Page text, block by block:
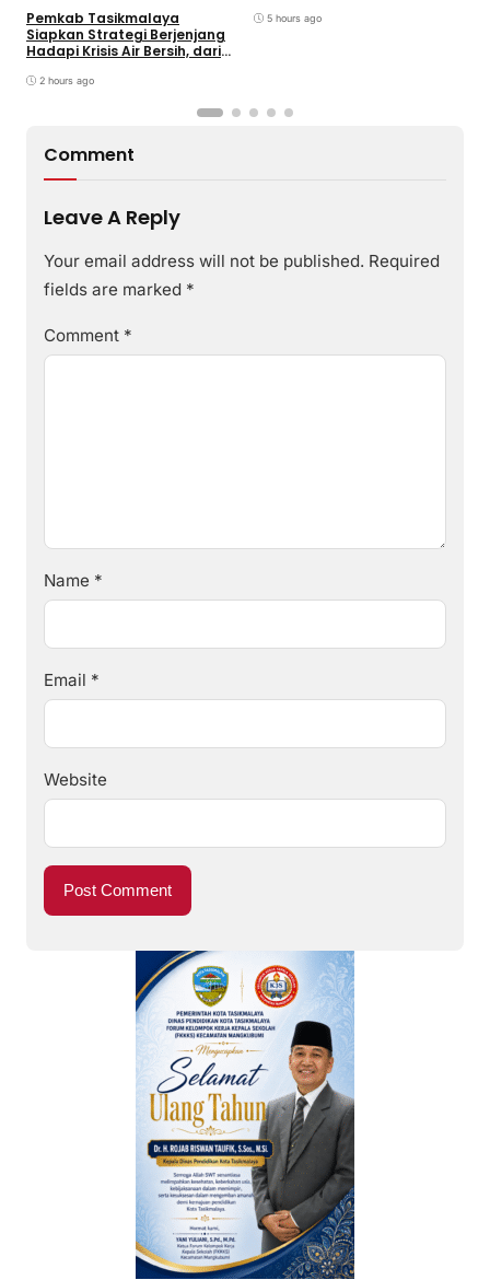
Pemkab Tasikmalaya
Siapkan Strategi Berjenjang
Hadapi Krisis Air Bersih, dari
Gerakan Reboisasi
2 hours ago
5 hours ago
Comment
Leave A Reply
Your email address will not be published. Required
fields are marked *
Comment *
Name *
Email *
Website